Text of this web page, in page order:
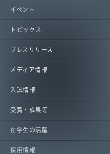
イベント
トピックス
プレスリリース
メディア情報
入試情報
受賞・成果等
在学生の活躍
採用情報